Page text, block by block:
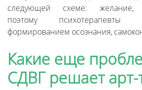
следующей схеме: желание,
поэтому
формированием осознания,
Какие еще
СДВГ решает арт-